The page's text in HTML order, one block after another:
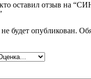
кто оставил отзыв на
будет опубликован.